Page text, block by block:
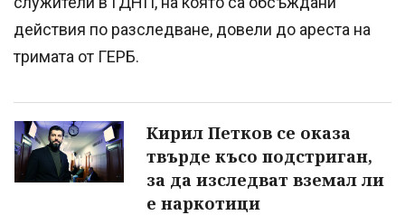
действия по разследване, довели до ареста на
тримата от ГЕРБ.
Кирил Петков се оказа
твърде късо подстриган,
за да изследват вземал ли
е наркотици